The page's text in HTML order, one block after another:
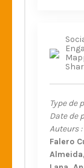
Type de
Date de
Auteurs :
Falero
Almeida